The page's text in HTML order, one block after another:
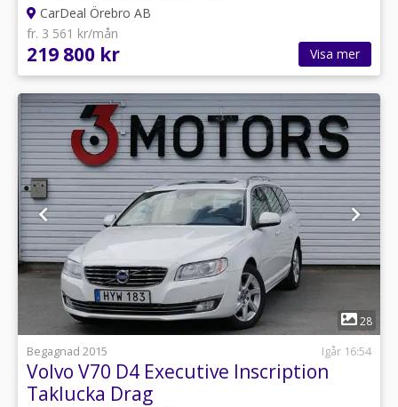
CarDeal Örebro AB
fr. 3 561 kr/mån
219 800 kr Visa mer
1
28
Begagnad 2015
Igår 16:54
Volvo V70 D4 Executive Inscription
Taklucka Drag